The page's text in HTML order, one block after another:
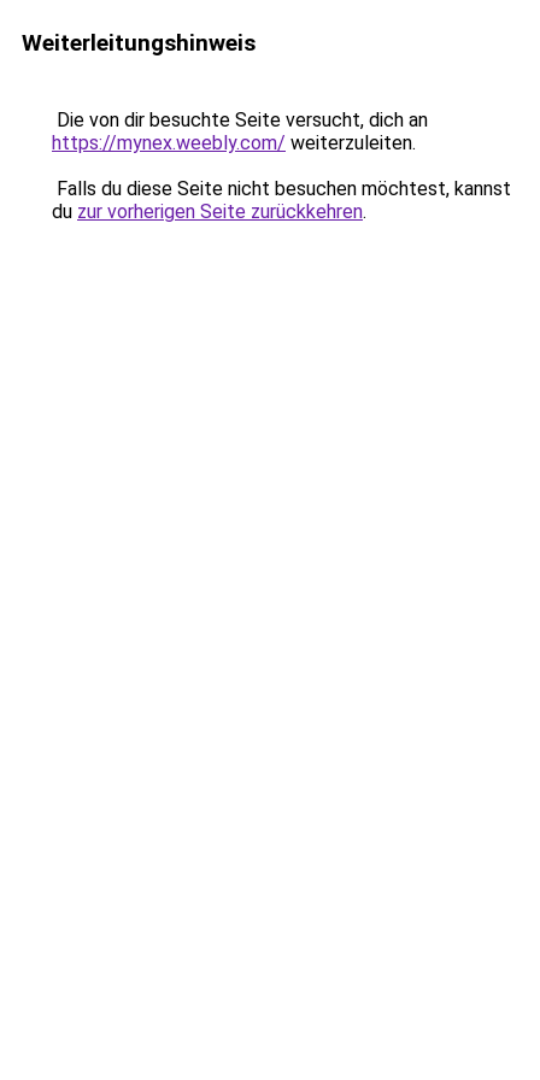
Weiterleitungshinweis
Die von dir besuchte Seite versucht, dich an
https://mynex.weebly.com/ weiterzuleiten.
Falls du diese Seite nicht besuchen möchtest, kannst
du zur vorherigen Seite zurückkehren.